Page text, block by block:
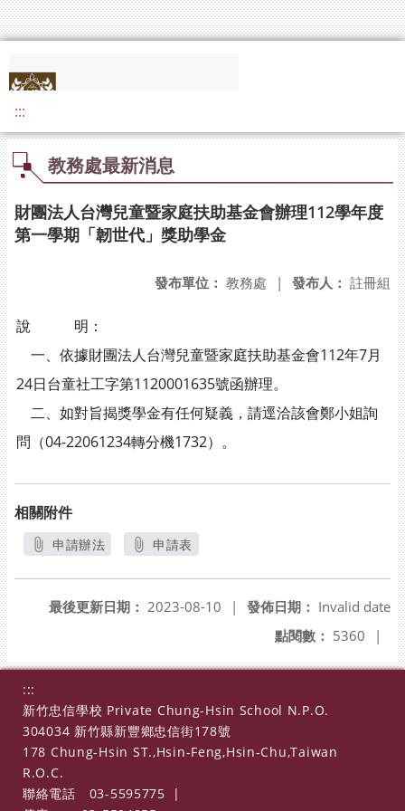
:::
教務處最新消息
財團法人台灣兒童暨家庭扶助基金會辦理112學年度
第一學期「韌世代」獎助學金
發布人： 註冊組
發布單位： 教務處 |
說 明：
一、依據財團法人台灣兒童暨家庭扶助基金會112年7月
24日台童社工字第1120001635號函辦理。
二、如對旨揭獎學金有任何疑義，請逕洽該會鄭小姐詢
問（04-22061234轉分機1732）。
相關附件
申請辦法
申請表
發佈日期： Invalid date
最後更新日期： 2023-08-10
|
點閱數： 5360 |
:::
新竹忠信學校 Private Chung-Hsin School N.P.O.
304034 新竹縣新豐鄉忠信街178號
178 Chung-Hsin ST.,Hsin-Feng,Hsin-Chu,Taiwan
R.O.C.
聯絡電話
03-5595775
|